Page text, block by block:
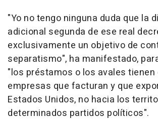
"Yo no tengo ninguna duda que la
adicional segunda de ese real
exclusivamente un objetivo de
separatismo", ha manifestado,
"los préstamos o los avales tienen
empresas que facturan y que
Estados Unidos, no hacia los
determinados partidos políticos".